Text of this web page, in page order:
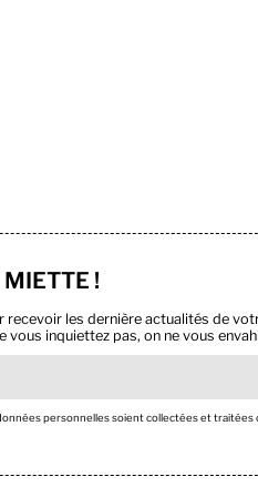
MIETTE !
les dernière actualités de
vous inquiettez pas, on ne vous
personnelles soient collectées et